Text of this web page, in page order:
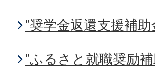
”奨学金返還支援補
”ふるさと就職奨励